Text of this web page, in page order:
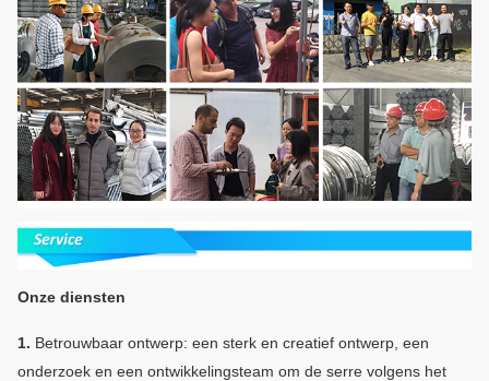
Onze diensten
1. Betrouwbaar ontwerp: een sterk en creatief ontwerp, een
onderzoek en een ontwikkelingsteam om de serre volgens het